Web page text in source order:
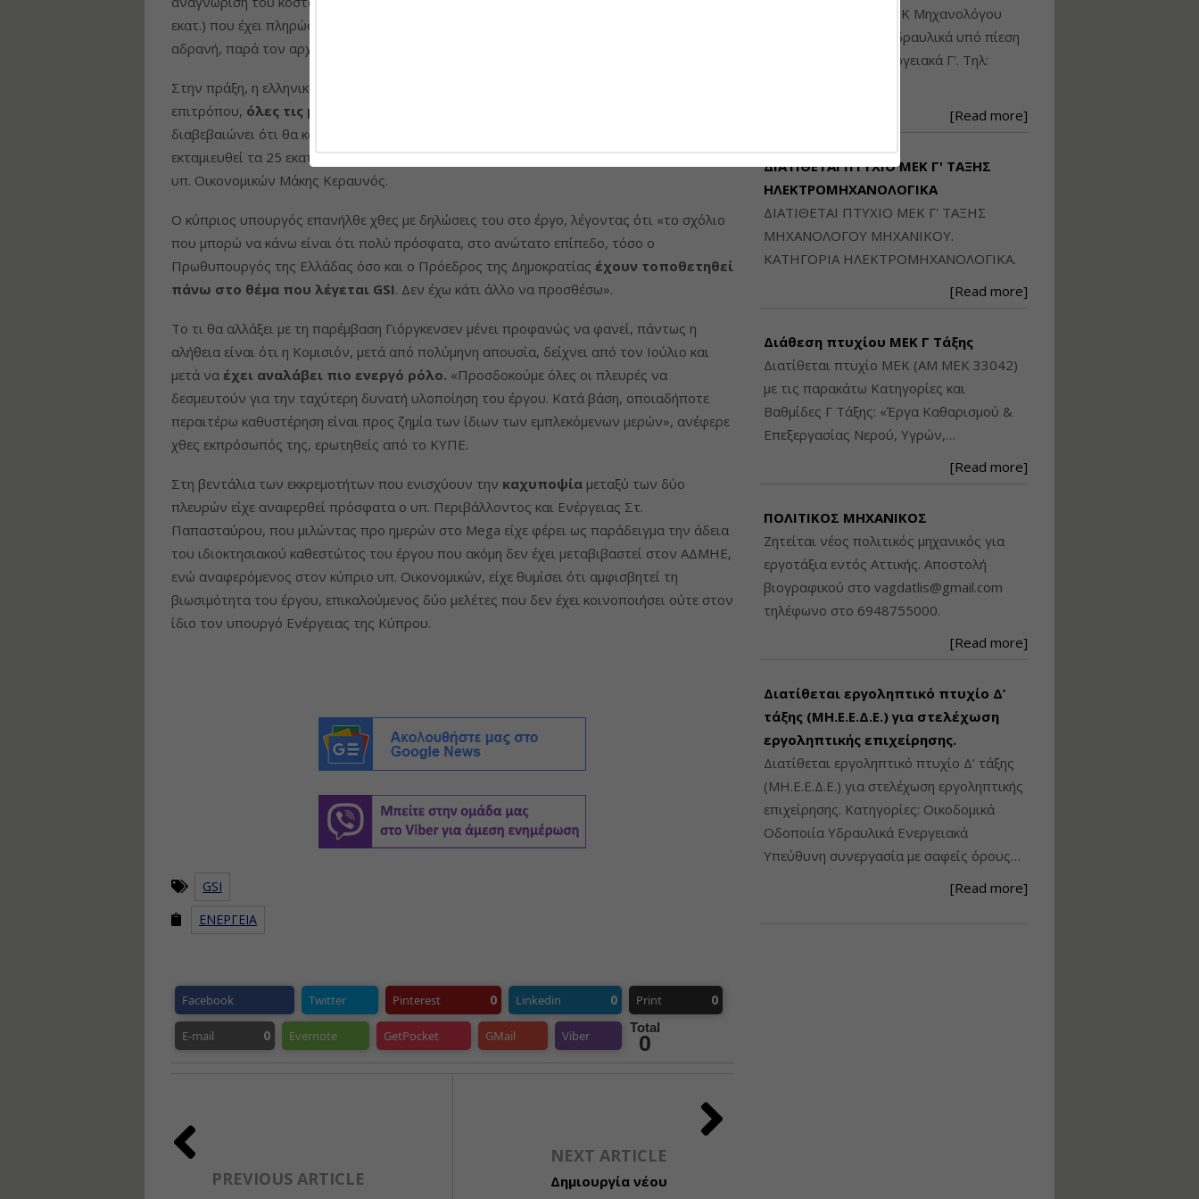
εκατ.) που έχει πληρώσει ο ΑΔΜΗΕ σε ερευνητικά σκάφη για την περίοδο που παρέμειναν
αδρανή, παρά τον αρχικό προγραμματισμό.
Στην πράξη, η ελληνική πλευρά δείχνει διατεθειμένη να βάλει στο τραπέζι, παρουσία του
επιτρόπου, όλες τις μέχρι σήμερα εκκρεμότητες
διαβεβαιώνει ότι θα καταφέρει να φέρει αποτέλεσμα, καθώς εδώ ακόμη δεν έχουν
εκταμιευθεί τα 25 εκατ. της πρώτης δόσης του 2025, που κρατά δεσμευμένα ο κύπριος
υπ. Οικονομικών Μάκης Κεραυνός.
Ο κύπριος υπουργός επανήλθε χθες με δηλώσεις του στο έργο, λέγοντας ότι «το σχόλιο
που μπορώ να κάνω είναι ότι πολύ πρόσφατα, στο ανώτατο επίπεδο, τόσο ο
Πρωθυπουργός της Ελλάδας όσο και ο Πρόεδρος της Δημοκρατίας έχουν τοποθετηθεί
πάνω στο θέμα που λέγεται GSI. Δεν έχω κάτι άλλο να προσθέσω».
Το τι θα αλλάξει με τη παρέμβαση Γιόργκενσεν μένει προφανώς να φανεί, πάντως η
αλήθεια είναι ότι η Κομισιόν, μετά από πολύμηνη απουσία, δείχνει από τον Ιούλιο και
μετά να έχει αναλάβει πιο ενεργό ρόλο. «Προσδοκούμε όλες οι πλευρές να
δεσμευτούν για την ταχύτερη δυνατή υλοποίηση του έργου. Κατά βάση, οποιαδήποτε
περαιτέρω καθυστέρηση είναι προς ζημία των ίδιων των εμπλεκόμενων μερών», ανέφερε
χθες εκπρόσωπός της, ερωτηθείς από το ΚΥΠΕ.
Στη βεντάλια των εκκρεμοτήτων που ενισχύουν την καχυποψία μεταξύ των δύο
πλευρών είχε αναφερθεί πρόσφατα ο υπ. Περιβάλλοντος και Ενέργειας Στ.
Παπασταύρου, που μιλώντας προ ημερών στο Mega είχε φέρει ως παράδειγμα την άδεια
του ιδιοκτησιακού καθεστώτος του έργου που ακόμη δεν έχει μεταβιβαστεί στον ΑΔΜΗΕ,
ενώ αναφερόμενος στον κύπριο υπ. Οικονομικών, είχε θυμίσει ότι αμφισβητεί τη
βιωσιμότητα του έργου, επικαλούμενος δύο μελέτες που δεν έχει κοινοποιήσει ούτε στον
ίδιο τον υπουργό Ενέργειας της Κύπρου.
GSI
ΕΝΕΡΓΕΙΑ
Facebook Twitter Pinterest 0 Linkedin 0 Print 0
E-mail 0 Evernote GetPocket GMail Viber
Total
0
PREVIOUS ARTICLE
NEXT ARTICLE
Δημιουργία νέου
Διατίθεται πτυχίο ΜΕΚ Μηχανολόγου
Μηχανικού: Η/Μ Γ', Υδραυλικά υπό πίεση
Β', Βιομηχανικά - Ενεργειακά Γ'. Τηλ:
[Read more]
ΔΙΑΤΙΘΕΤΑΙ ΠΤΥΧΙΟ ΜΕΚ Γ' ΤΑΞΗΣ
ΗΛΕΚΤΡΟΜΗΧΑΝΟΛΟΓΙΚΑ
ΔΙΑΤΙΘΕΤΑΙ ΠΤΥΧΙΟ ΜΕΚ Γ' ΤΑΞΗΣ
ΜΗΧΑΝΟΛΟΓΟΥ ΜΗΧΑΝΙΚΟΥ.
ΚΑΤΗΓΟΡΙΑ ΗΛΕΚΤΡΟΜΗΧΑΝΟΛΟΓΙΚΑ.
[Read more]
Διάθεση πτυχίου ΜΕΚ Γ Τάξης
Διατίθεται πτυχίο ΜΕΚ (ΑΜ ΜΕΚ 33042)
με τις παρακάτω Κατηγορίες και
Βαθμίδες Γ Τάξης: «Έργα Καθαρισμού &
Επεξεργασίας Νερού, Υγρών,…
[Read more]
ΠΟΛΙΤΙΚΟΣ ΜΗΧΑΝΙΚΟΣ
Ζητείται νέος πολιτικός μηχανικός για
εργοτάξια εντός Αττικής. Αποστολή
βιογραφικού στο vagdatlis@gmail.com
τηλέφωνο στο 6948755000.
[Read more]
Διατίθεται εργοληπτικό πτυχίο Δ’
τάξης (ΜΗ.Ε.Ε.Δ.Ε.) για στελέχωση
εργοληπτικής επιχείρησης.
Διατίθεται εργοληπτικό πτυχίο Δ’ τάξης
(ΜΗ.Ε.Ε.Δ.Ε.) για στελέχωση εργοληπτικής
επιχείρησης. Κατηγορίες: Οικοδομικά
Οδοποιία Υδραυλικά Ενεργειακά
Υπεύθυνη συνεργασία με σαφείς όρους…
[Read more]
Αυτοτελούς
Διηρημένης
Εισηγήτρια:Αναστασία Μητρακάκη
Ορίων Πόλεων και
Σχεδίου Δόμησης
Τιμή από: €145.00
Διάρκεια: 8 ώρες
Βασικά στοιχεία
ανάλυση Συστημάτων
Εισηγητής:
Τιμή από: €190.00
Διάρκεια: 12 ώρες
Ειδικών Πολεοδομικών
Εισηγητής:Λάμπρος Κίσσας
Τιμή από: €130.00
Διάρκεια: 6 ώρες
Έργων με τον